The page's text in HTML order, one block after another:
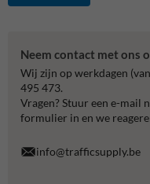
Neem contact met ons
Wij zijn op werkdagen
495 473.
Vragen? Stuur een e-mail
formulier in en we
info@trafficsupply.be